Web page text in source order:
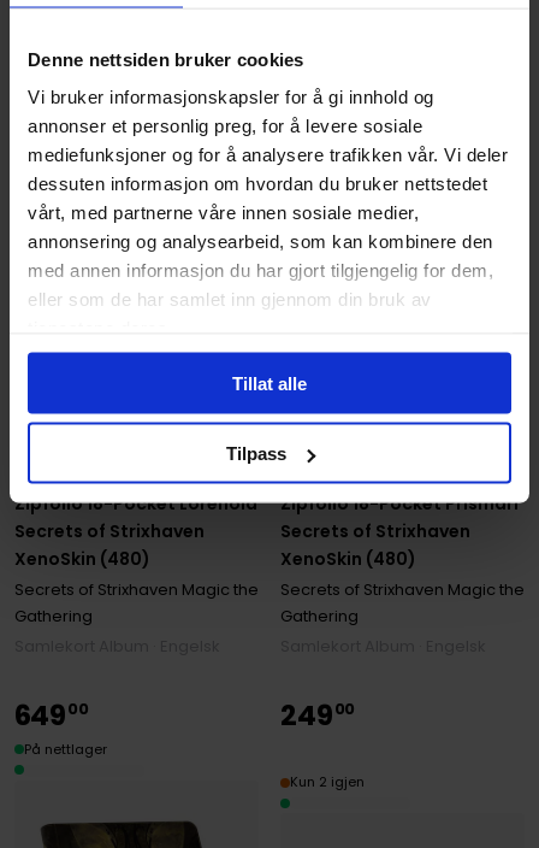
Denne nettsiden bruker cookies
Vi bruker informasjonskapsler for å gi innhold og
annonser et personlig preg, for å levere sosiale
mediefunksjoner og for å analysere trafikken vår. Vi deler
dessuten informasjon om hvordan du bruker nettstedet
vårt, med partnerne våre innen sosiale medier,
annonsering og analysearbeid, som kan kombinere den
med annen informasjon du har gjort tilgjengelig for dem,
eller som de har samlet inn gjennom din bruk av
Tillat alle
Tilpass
Samlekort Album · Engelsk
Samlekort Album · Engelsk
Zipfolio 18-Pocket Lorehold
Secrets of Strixhaven
XenoSkin (480)
Ultimate Guard
Secrets of Strixhaven Magic the
Gathering
64900
På nettlager
Zipfolio 18-Pocket Prismari
Secrets of Strixhaven
XenoSkin (480)
Ultimate Guard
Secrets of Strixhaven Magic the
Gathering
64900
På nettlager
64900
På nettlager
24900
Kun 2 igjen